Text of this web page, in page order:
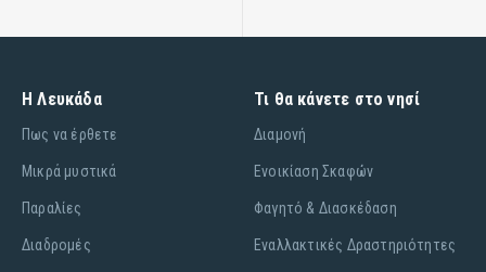
Η Λευκάδα
Πως να έρθετε
Μικρά μυστικά
Παραλίες
Διαδρομές
Τι θα κάνετε στο νησί
Διαμονή
Ενοικίαση Σκαφών
Φαγητό & Διασκέδαση
Εναλλακτικές Δραστηριότητες